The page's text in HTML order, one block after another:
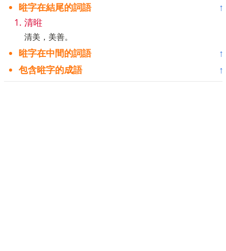
暀字在結尾的詞語
↑
清暀
清美，美善。
暀字在中間的詞語
↑
包含暀字的成語
↑